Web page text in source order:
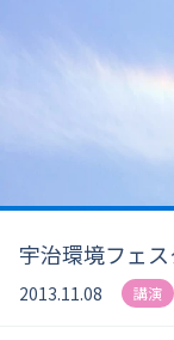
宇治環境フェス
2013.11.08 講演